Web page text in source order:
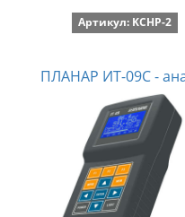
Артикул: KCHP-2
ПЛАНАР ИТ-09С -